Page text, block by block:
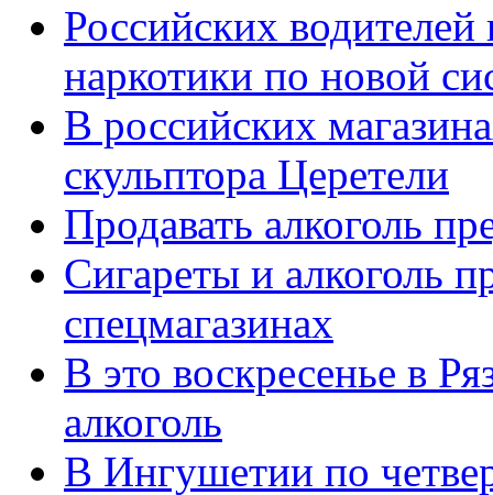
Российских водителей
наркотики по новой
В российских
скульптора Церетели
Продавать алкоголь
Сигареты и алкоголь
спецмагазинах
В это воскресенье в
алкоголь
В Ингушетии по